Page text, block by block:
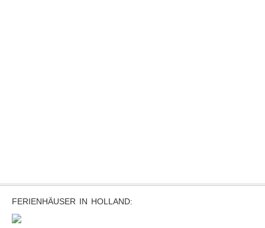
FERIENHÄUSER IN HOLLAND: